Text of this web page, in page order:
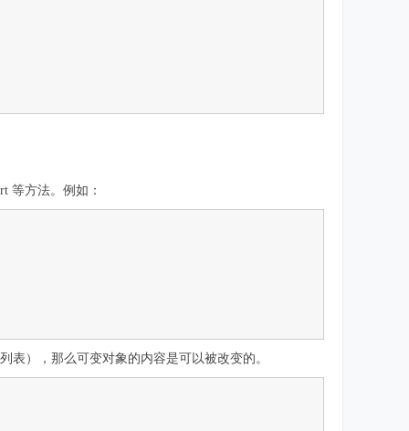
等方法。例如：
），那么可变对象的内容是可以被改变的。